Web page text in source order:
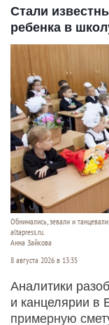
Стали
ребенка в
Обнимались, зевали и
altapress.ru.
Анна Зайкова
8 августа 2026 в 13:35
Аналитики
и канцелярии в
примерную